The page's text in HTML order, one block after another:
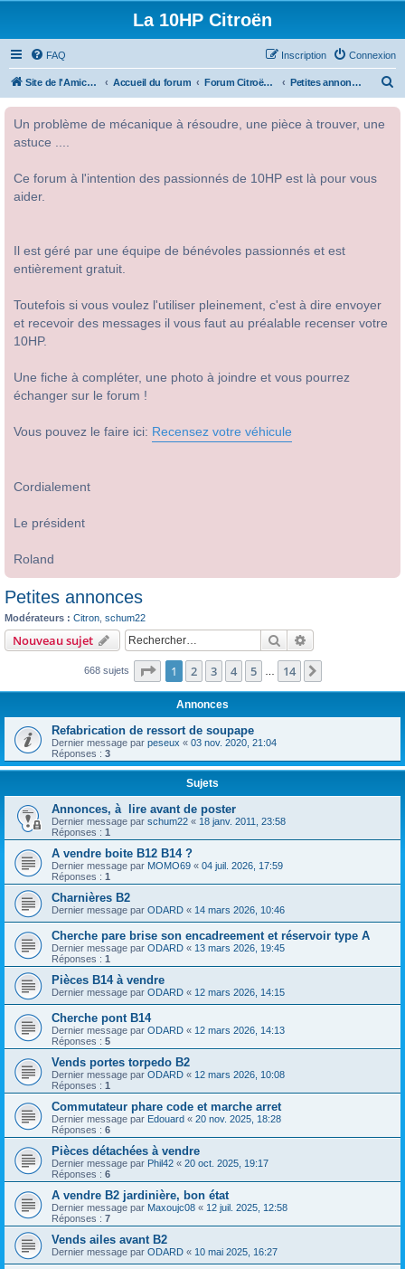
La 10HP Citroën
FAQ Connexion
Inscription
Site de l'Amicale Citroën 10HP Accueil du forum Forum Citroën 10HP Petites annonces
Un problème de mécanique à résoudre, une pièce à trouver, une
astuce ....
Ce forum à l'intention des passionnés de 10HP est là pour vous
aider.
Il est géré par une équipe de bénévoles passionnés et est
entièrement gratuit.
Toutefois si vous voulez l'utiliser pleinement, c'est à dire envoyer
et recevoir des messages il vous faut au préalable recenser votre
10HP.
Une fiche à compléter, une photo à joindre et vous pourrez
échanger sur le forum !
Vous pouvez le faire ici: Recensez votre véhicule
Cordialement
Le président
Roland
Petites annonces
Modérateurs : Citron schum22
Nouveau sujet Rechercher
668 sujets Page 1sur14
1 2 3 4 5 14
Annonces
Refabrication de ressort de soupape
Dernier message par peseux « 03 nov. 2020, 21:04
Réponses : 3
Sujets
Annonces, à lire avant de poster
Dernier message par schum22 « 18 janv. 2011, 23:58
Réponses : 1
A vendre boite B12 B14 ?
Dernier message par MOMO69 « 04 juil. 2026, 17:59
Réponses : 1
Charnières B2
Dernier message par ODARD « 14 mars 2026, 10:46
Cherche pare brise son encadreement et réservoir type A
Dernier message par ODARD « 13 mars 2026, 19:45
Réponses : 1
Pièces B14 à vendre
Dernier message par ODARD « 12 mars 2026, 14:15
Cherche pont B14
Dernier message par ODARD « 12 mars 2026, 14:13
Réponses : 5
Vends portes torpedo B2
Dernier message par ODARD « 12 mars 2026, 10:08
Réponses : 1
Commutateur phare code et marche arret
Dernier message par Edouard « 20 nov. 2025, 18:28
Réponses : 6
Pièces détachées à vendre
Dernier message par Phil42 « 20 oct. 2025, 19:17
Réponses : 6
A vendre B2 jardinière, bon état
Dernier message par Maxoujc08 « 12 juil. 2025, 12:58
Réponses : 7
Vends ailes avant B2
Dernier message par ODARD « 10 mai 2025, 16:27